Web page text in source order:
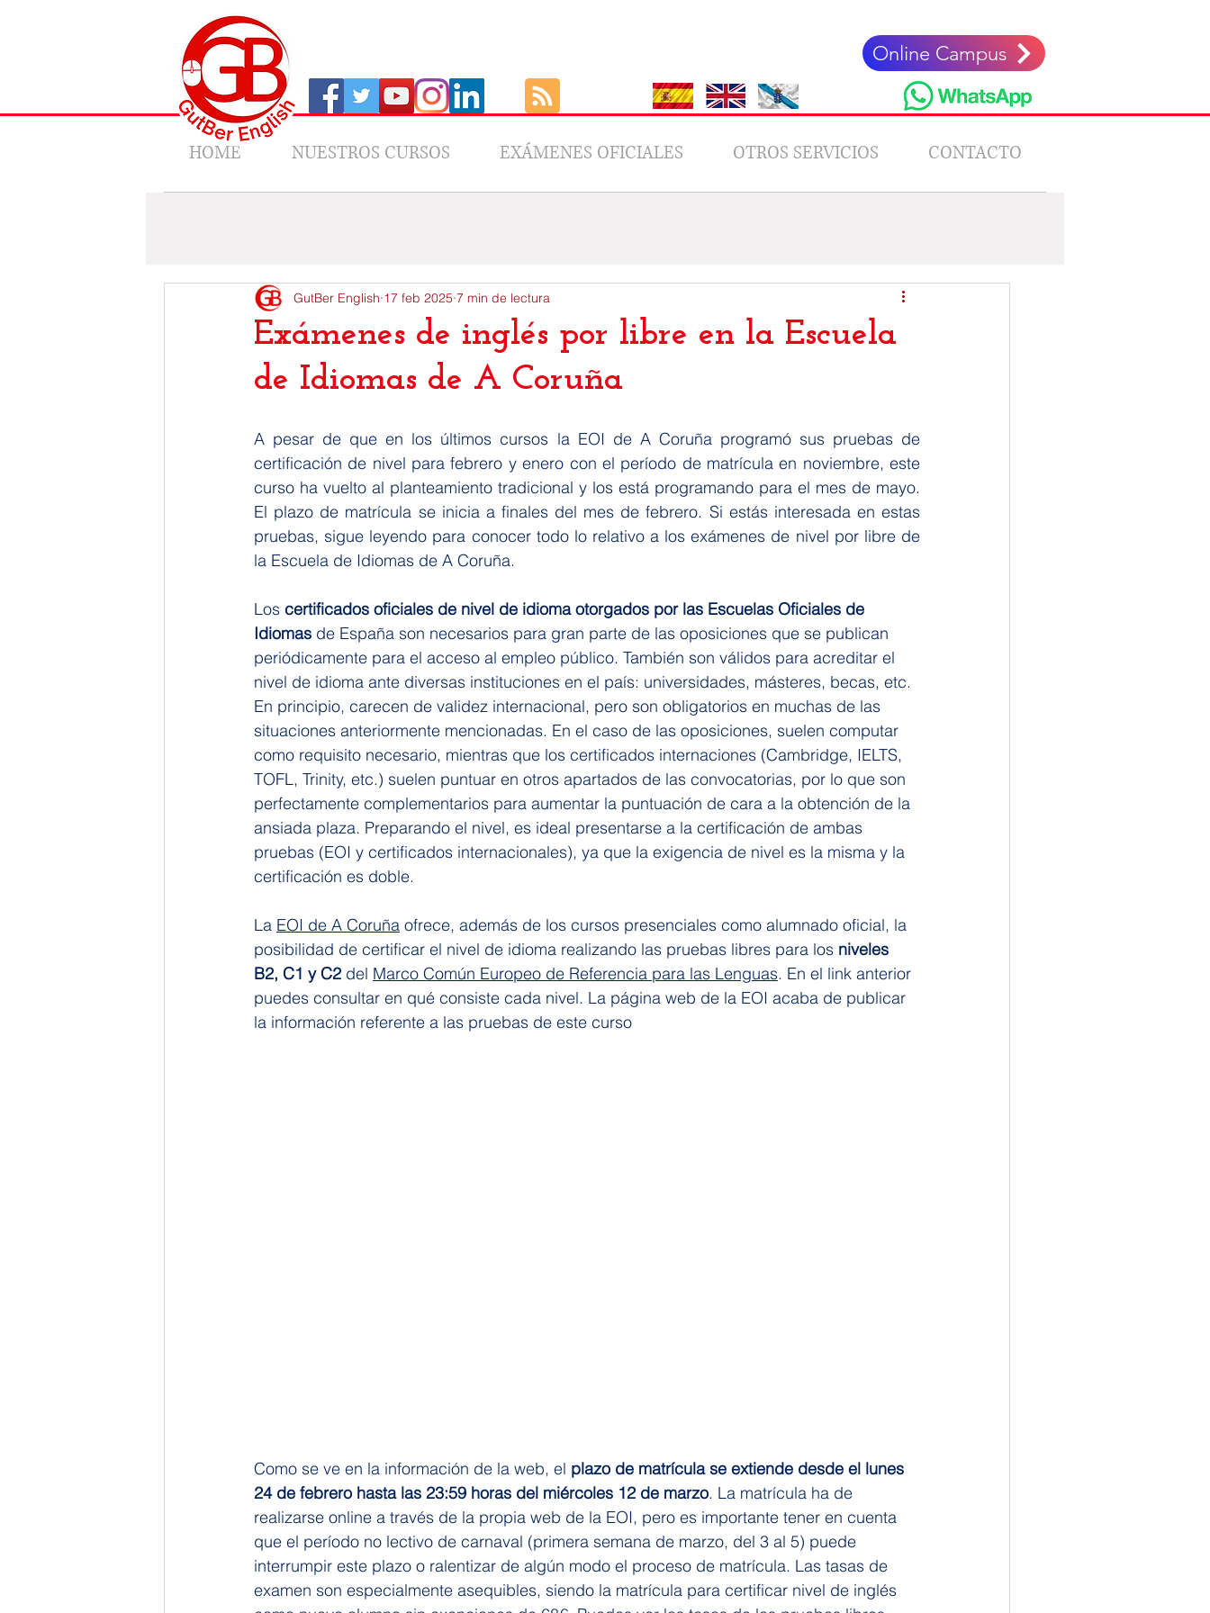
HOME NUESTROS CURSOS EXÁMENES OFICIALES OTROS SERVICIOS CONTACTO
Online Campus
Exámenes de inglés por libre en la Escuela
de Idiomas de A Coruña
GutBer English 17 feb 2025 7 min de lectura
A pesar de que en los últimos cursos la EOI de A Coruña programó sus pruebas de
certificación de nivel para febrero y enero con el período de matrícula en noviembre, este
curso ha vuelto al planteamiento tradicional y los está programando para el mes de mayo.
El plazo de matrícula se inicia a finales del mes de febrero. Si estás interesada en estas
pruebas, sigue leyendo para conocer todo lo relativo a los exámenes de nivel por libre de
la Escuela de Idiomas de A Coruña.
Los certificados oficiales de nivel de idioma otorgados por las Escuelas Oficiales de
Idiomas de España son necesarios para gran parte de las oposiciones que se publican
periódicamente para el acceso al empleo público. También son válidos para acreditar el
nivel de idioma ante diversas instituciones en el país: universidades, másteres, becas, etc.
En principio, carecen de validez internacional, pero son obligatorios en muchas de las
situaciones anteriormente mencionadas. En el caso de las oposiciones, suelen computar
como requisito necesario, mientras que los certificados internaciones (Cambridge, IELTS,
TOFL, Trinity, etc.) suelen puntuar en otros apartados de las convocatorias, por lo que son
perfectamente complementarios para aumentar la puntuación de cara a la obtención de la
ansiada plaza. Preparando el nivel, es ideal presentarse a la certificación de ambas
pruebas (EOI y certificados internacionales), ya que la exigencia de nivel es la misma y la
certificación es doble.
La EOI de A Coruña ofrece, además de los cursos presenciales como alumnado oficial, la
posibilidad de certificar el nivel de idioma realizando las pruebas libres para los niveles
B2, C1 y C2 del Marco Común Europeo de Referencia para las Lenguas. En el link anterior
puedes consultar en qué consiste cada nivel. La página web de la EOI acaba de publicar
la información referente a las pruebas de este curso
Como se ve en la información de la web, el plazo de matrícula se extiende desde el lunes
24 de febrero hasta las 23:59 horas del miércoles 12 de marzo. La matrícula ha de
realizarse online a través de la propia web de la EOI, pero es importante tener en cuenta
que el período no lectivo de carnaval (primera semana de marzo, del 3 al 5) puede
interrumpir este plazo o ralentizar de algún modo el proceso de matrícula. Las tasas de
examen son especialmente asequibles, siendo la matrícula para certificar nivel de inglés